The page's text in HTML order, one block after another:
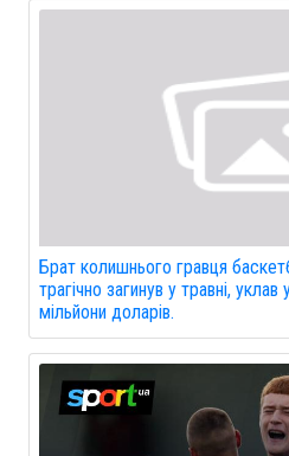
Брат колишнього гравця
трагічно загинув у травні,
мільйони доларів.